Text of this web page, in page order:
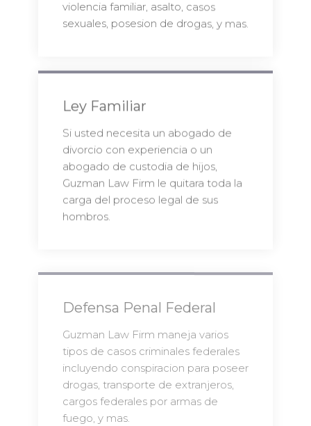
violencia familiar, asalto, casos
sexuales, posesion de drogas, y mas.
Ley Familiar
Si usted necesita un abogado de
divorcio con experiencia o un
abogado de custodia de hijos,
Guzman Law Firm le quitara toda la
carga del proceso legal de sus
hombros.
Defensa Penal Federal
Guzman Law Firm maneja varios
tipos de casos criminales federales
incluyendo conspiracion para poseer
drogas, transporte de extranjeros,
cargos federales por armas de
fuego, y mas.